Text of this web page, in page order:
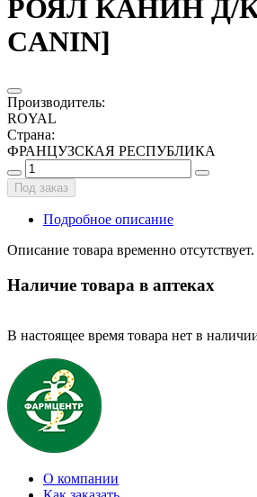
РОЯЛ КАНИН Д/
CANIN]
Производитель:
ROYAL
Страна:
ФРАНЦУЗСКАЯ РЕСПУБЛИКА
Под заказ
Подробное описание
Описание товара временно отсутствует.
Наличие товара в аптеках
В настоящее время товара нет в
О компании